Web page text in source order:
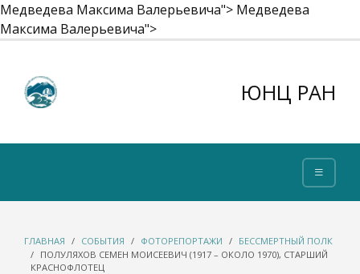
Медведева Максима Валерьевича"> Медведева
Максима Валерьевича">
ЮНЦ РАН
ГЛАВНАЯ СОБЫТИЯ ФОТОРЕПОРТАЖИ
БЕССМЕРТНЫЙ ПОЛК
ПОЛУЛЯХОВ СЕМЕН МОИСЕЕВИЧ (1917 – ОКОЛО 1970), СТАРШИЙ
КРАСНОФЛОТЕЦ